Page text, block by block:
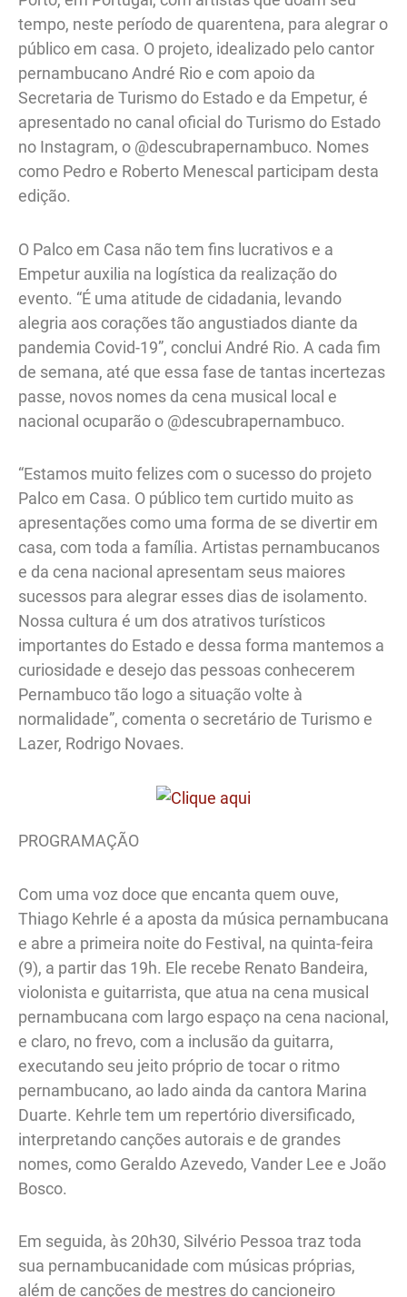
tempo, neste período de quarentena, para alegrar o
público em casa. O projeto, idealizado pelo cantor
pernambucano André Rio e com apoio da
Secretaria de Turismo do Estado e da Empetur, é
apresentado no canal oficial do Turismo do Estado
no Instagram, o @descubrapernambuco. Nomes
como Pedro e Roberto Menescal participam desta
edição.
O Palco em Casa não tem fins lucrativos e a
Empetur auxilia na logística da realização do
evento. “É uma atitude de cidadania, levando
alegria aos corações tão angustiados diante da
pandemia Covid-19”, conclui André Rio. A cada fim
de semana, até que essa fase de tantas incertezas
passe, novos nomes da cena musical local e
nacional ocuparão o @descubrapernambuco.
“Estamos muito felizes com o sucesso do projeto
Palco em Casa. O público tem curtido muito as
apresentações como uma forma de se divertir em
casa, com toda a família. Artistas pernambucanos
e da cena nacional apresentam seus maiores
sucessos para alegrar esses dias de isolamento.
Nossa cultura é um dos atrativos turísticos
importantes do Estado e dessa forma mantemos a
curiosidade e desejo das pessoas conhecerem
Pernambuco tão logo a situação volte à
normalidade”, comenta o secretário de Turismo e
Lazer, Rodrigo Novaes.
PROGRAMAÇÃO
Com uma voz doce que encanta quem ouve,
Thiago Kehrle é a aposta da música pernambucana
e abre a primeira noite do Festival, na quinta-feira
(9), a partir das 19h. Ele recebe Renato Bandeira,
violonista e guitarrista, que atua na cena musical
pernambucana com largo espaço na cena nacional,
e claro, no frevo, com a inclusão da guitarra,
executando seu jeito próprio de tocar o ritmo
pernambucano, ao lado ainda da cantora Marina
Duarte. Kehrle tem um repertório diversificado,
interpretando canções autorais e de grandes
nomes, como Geraldo Azevedo, Vander Lee e João
Bosco.
Em seguida, às 20h30, Silvério Pessoa traz toda
sua pernambucanidade com músicas próprias,
além de canções de mestres do cancioneiro